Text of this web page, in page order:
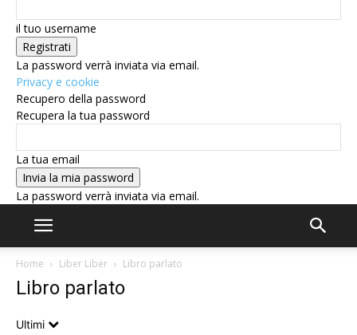
il tuo username
La password verrà inviata via email.
Privacy e cookie
Recupero della password
Recupera la tua password
La tua email
La password verrà inviata via email.
Home Liber Liber Libro parlato
Libro parlato
Ultimi